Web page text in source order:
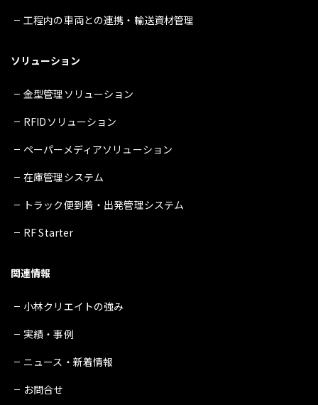
工程内の車両との連携・輸送資材管理
ソリューション
金型管理ソリューション
RFIDソリューション
ペーパーメディアソリューション
在庫管理システム
トラック便到着・出発管理システム
RF Starter
関連情報
小林クリエイトの強み
実績・事例
ニュース・新着情報
お問合せ